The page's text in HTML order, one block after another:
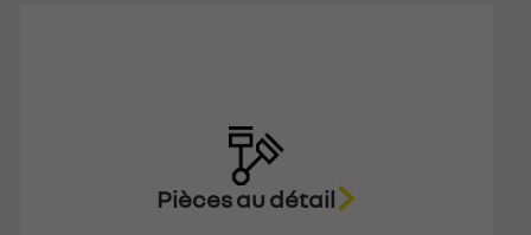
Pièces au détail